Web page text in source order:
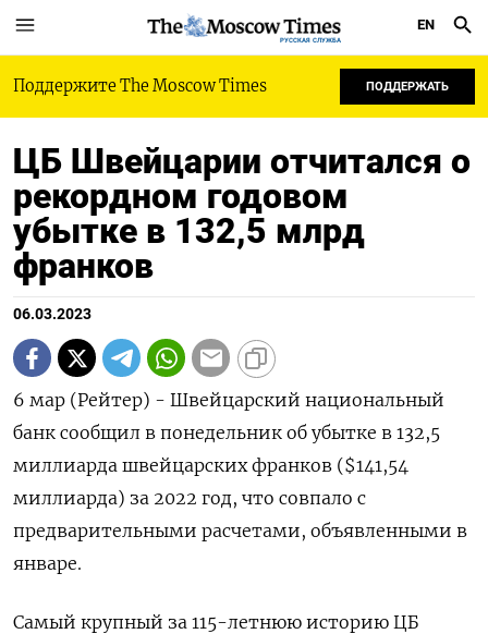
РУССКАЯ СЛУЖБА
EN
Поддержите The Moscow Times ПОДДЕРЖАТЬ
ЦБ Швейцарии отчитался о
рекордном годовом
убытке в 132,5 млрд
франков
06.03.2023
6 мар (Рейтер) - Швейцарский национальный
банк сообщил в понедельник об убытке в 132,5
миллиарда швейцарских франков ($141,54
миллиарда) за 2022 год, что совпало с
предварительными расчетами, объявленными в
январе.
Самый крупный за 115-летнюю историю ЦБ